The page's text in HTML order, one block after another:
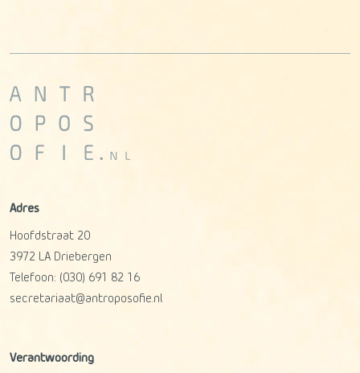
Adres
Hoofdstraat 20
3972 LA
Driebergen
Telefoon: (030) 691 82 16
secretariaat@antroposofie.nl
Verantwoording